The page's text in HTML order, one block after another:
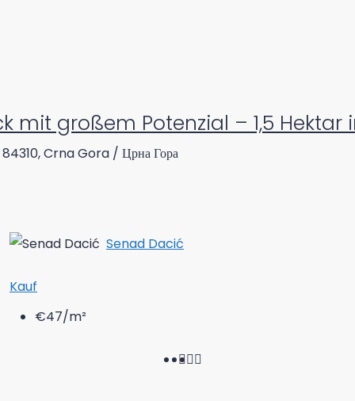
mit großem Potenzial – 1,5 Hektar
Crna Gora / Црна Гора
Senad Dacić
Kauf
€47/m²